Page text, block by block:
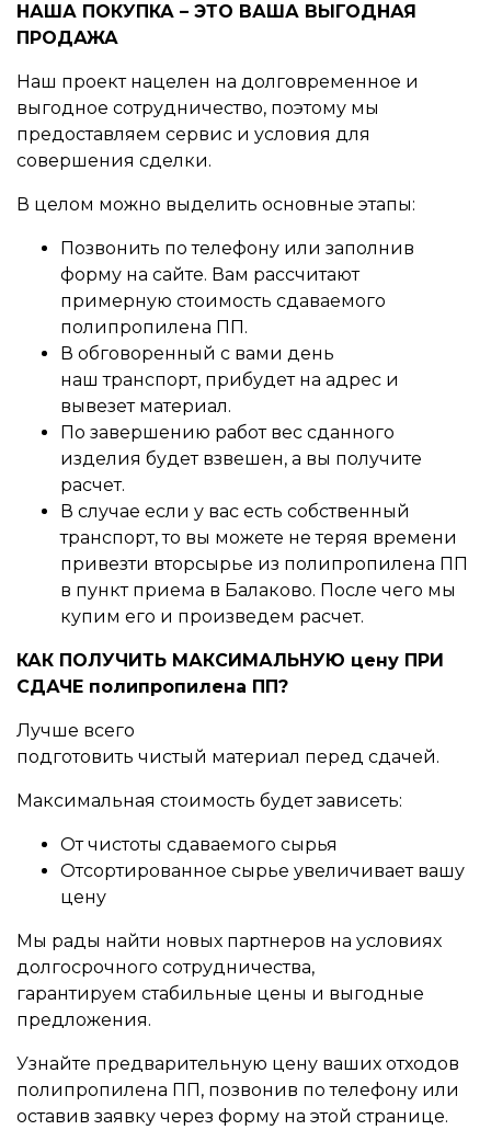
НАША ПОКУПКА – ЭТО ВАША ВЫГОДНАЯ
ПРОДАЖА
Наш проект нацелен на долговременное и
выгодное сотрудничество, поэтому мы
предоставляем сервис и условия для
совершения сделки.
В целом можно выделить основные этапы:
Позвонить по телефону или заполнив
форму на сайте. Вам рассчитают
примерную стоимость сдаваемого
полипропилена ПП.
В обговоренный с вами день
наш транспорт, прибудет на адрес и
вывезет материал.
По завершению работ вес сданного
изделия будет взвешен, а вы получите
расчет.
В случае если у вас есть собственный
транспорт, то вы можете не теряя времени
привезти вторсырье из полипропилена ПП
в пункт приема в Балаково. После чего мы
купим его и произведем расчет.
КАК ПОЛУЧИТЬ МАКСИМАЛЬНУЮ цену ПРИ
СДАЧЕ полипропилена ПП?
Лучше всего
подготовить чистый материал перед сдачей.
Максимальная стоимость будет зависеть:
От чистоты сдаваемого сырья
Отсортированное сырье увеличивает вашу
цену
Мы рады найти новых партнеров на условиях
долгосрочного сотрудничества,
гарантируем стабильные цены и выгодные
предложения.
Узнайте предварительную цену ваших отходов
полипропилена ПП, позвонив по телефону или
оставив заявку через форму на этой странице.